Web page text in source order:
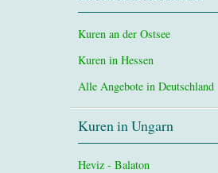
Kuren an der Ostsee
Kuren in Hessen
Alle Angebote in Deutschland
Kuren in Ungarn
Heviz - Balaton